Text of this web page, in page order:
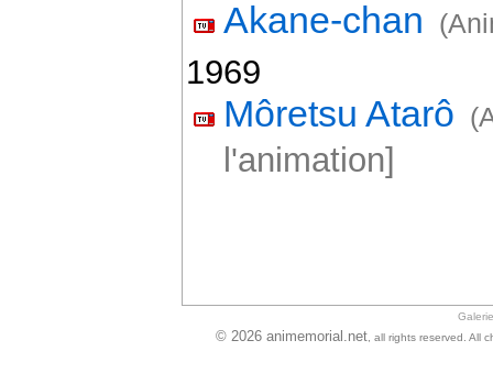
Akane-chan
1969
Môretsu Atarô
l'animation]
Galerie
© 2026 animemorial.net, all rights reserved. All